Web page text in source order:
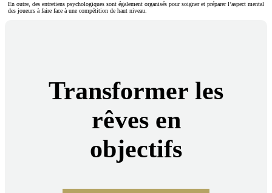
En outre, des entretiens psychologiques sont également organisés pour soigner et préparer l’aspect mental
des joueurs à faire face à une compétition de haut niveau.
Transformer les
rêves en
objectifs